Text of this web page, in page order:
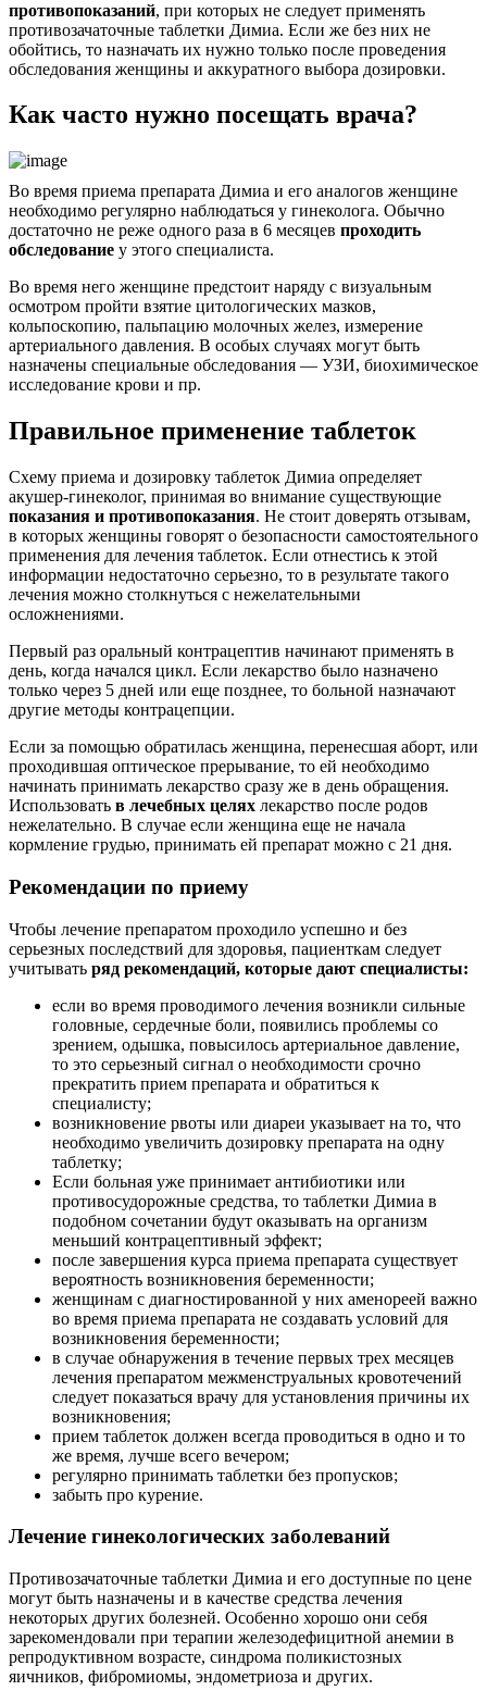
противопоказаний, при которых не следует применять
противозачаточные таблетки Димиа. Если же без них не
обойтись, то назначать их нужно только после проведения
обследования женщины и аккуратного выбора дозировки.
Как часто нужно посещать врача?
Во время приема препарата Димиа и его аналогов женщине
необходимо регулярно наблюдаться у гинеколога. Обычно
достаточно не реже одного раза в 6 месяцев проходить
обследование у этого специалиста.
Во время него женщине предстоит наряду с визуальным
осмотром пройти взятие цитологических мазков,
кольпоскопию, пальпацию молочных желез, измерение
артериального давления. В особых случаях могут быть
назначены специальные обследования — УЗИ, биохимическое
исследование крови и пр.
Правильное применение таблеток
Схему приема и дозировку таблеток Димиа определяет
акушер-гинеколог, принимая во внимание существующие
показания и противопоказания. Не стоит доверять отзывам,
в которых женщины говорят о безопасности самостоятельного
применения для лечения таблеток. Если отнестись к этой
информации недостаточно серьезно, то в результате такого
лечения можно столкнуться с нежелательными
осложнениями.
Первый раз оральный контрацептив начинают применять в
день, когда начался цикл. Если лекарство было назначено
только через 5 дней или еще позднее, то больной назначают
другие методы контрацепции.
Если за помощью обратилась женщина, перенесшая аборт, или
проходившая оптическое прерывание, то ей необходимо
начинать принимать лекарство сразу же в день обращения.
Использовать в лечебных целях лекарство после родов
нежелательно. В случае если женщина еще не начала
кормление грудью, принимать ей препарат можно с 21 дня.
Рекомендации по приему
Чтобы лечение препаратом проходило успешно и без
серьезных последствий для здоровья, пациенткам следует
учитывать ряд рекомендаций, которые дают специалисты:
если во время проводимого лечения возникли сильные
головные, сердечные боли, появились проблемы со
зрением, одышка, повысилось артериальное давление,
то это серьезный сигнал о необходимости срочно
прекратить прием препарата и обратиться к
специалисту;
возникновение рвоты или диареи указывает на то, что
необходимо увеличить дозировку препарата на одну
таблетку;
Если больная уже принимает антибиотики или
противосудорожные средства, то таблетки Димиа в
подобном сочетании будут оказывать на организм
меньший контрацептивный эффект;
после завершения курса приема препарата существует
вероятность возникновения беременности;
женщинам с диагностированной у них аменореей важно
во время приема препарата не создавать условий для
возникновения беременности;
в случае обнаружения в течение первых трех месяцев
лечения препаратом межменструальных кровотечений
следует показаться врачу для установления причины их
возникновения;
прием таблеток должен всегда проводиться в одно и то
же время, лучше всего вечером;
регулярно принимать таблетки без пропусков;
забыть про курение.
Лечение гинекологических заболеваний
Противозачаточные таблетки Димиа и его доступные по цене
могут быть назначены и в качестве средства лечения
некоторых других болезней. Особенно хорошо они себя
зарекомендовали при терапии железодефицитной анемии в
репродуктивном возрасте, синдрома поликистозных
яичников, фибромиомы, эндометриоза и других.